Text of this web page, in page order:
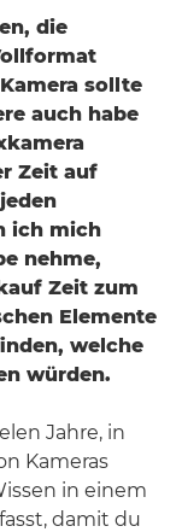
die
sollte
auch habe
Zeit auf
ich mich
nehme,
Zeit zum
Elemente
welche
würden.
Jahre, in
Kameras
in einem
damit du